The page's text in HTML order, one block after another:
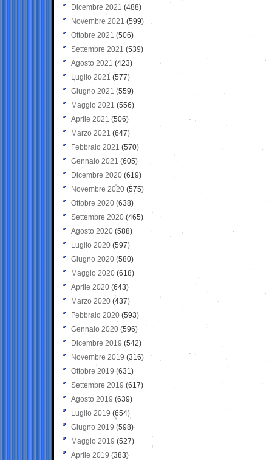
Dicembre 2021 (488)
Novembre 2021 (599)
Ottobre 2021 (506)
Settembre 2021 (539)
Agosto 2021 (423)
Luglio 2021 (577)
Giugno 2021(559)
Maggio 2021 (556)
Aprile 2021 (506)
Marzo 2021 (647)
Febbraio 2021 (570)
Gennaio 2021 (605)
Dicembre 2020 (619)
Novembre 2020 (575)
Ottobre 2020 (638)
Settembre 2020(465)
Agosto 2020 (588)
Luglio 2020 (597)
Giugno 2020 (580)
Maggio 2020 (618)
Aprile 2020 (643)
Marzo 2020 (437)
Febbraio 2020 (593)
Gennaio 2020 (596)
Dicembre 2019 (542)
Novembre 2019 (316)
Ottobre 2019 (631)
Settembre 2019 (617)
Agosto 2019 (639)
Luglio 2019 (654)
Giugno 2019 (598)
Maggio 2019 (527)
Aprile 2019 (383)